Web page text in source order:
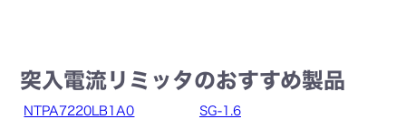
突入電流リミッタのおすすめ製品
NTPA7220LB1A0 SG-1.6